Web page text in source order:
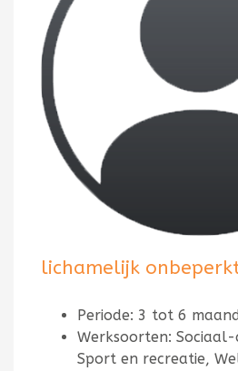
lichamelijk
Periode: 3 tot 6
Werksoorten:
Sport en recreatie,